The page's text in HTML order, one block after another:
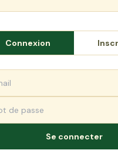
Connexion
Se connecter